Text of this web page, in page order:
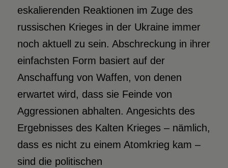
eskalierenden Reaktionen im Zuge des
russischen Krieges in der Ukraine immer
noch aktuell zu sein. Abschreckung in ihrer
einfachsten Form basiert auf der
Anschaffung von Waffen, von denen
erwartet wird, dass sie Feinde von
Aggressionen abhalten. Angesichts des
Ergebnisses des Kalten Krieges – nämlich,
dass es nicht zu einem Atomkrieg kam –
sind die politischen